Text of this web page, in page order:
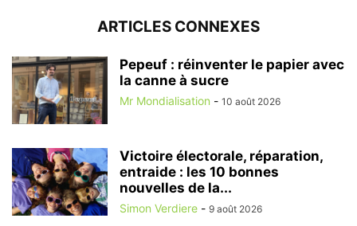
ARTICLES CONNEXES
Pepeuf : réinventer le papier avec
la canne à sucre
Mr Mondialisation - 10 août 2026
Victoire électorale, réparation,
entraide : les 10 bonnes
nouvelles de la...
Simon Verdiere - 9 août 2026